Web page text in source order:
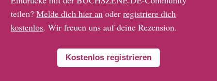
teilen?Melde dich hier an oderregistriere dich
kostenlos. Wir freuen uns auf deine Rezension.
Kostenlos registrieren